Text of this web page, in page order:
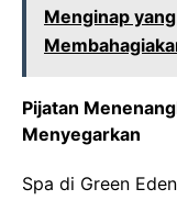
Menginap
Pijatan
Menyegarkan
Spa di Green